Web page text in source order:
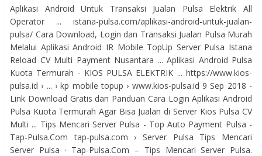
Aplikasi Android Untuk Transaksi Jualan Pulsa Elektrik All
Operator ... istana-pulsa.com/aplikasi-android-untuk-jualan-
pulsa/ Cara Download, Login dan Transaksi Jualan Pulsa Murah
Melalui Aplikasi Android IR Mobile TopUp Server Pulsa Istana
Reload CV Multi Payment Nusantara ... Aplikasi Android Pulsa
Kuota Termurah - KIOS PULSA ELEKTRIK ... https://www.kios-
pulsa.id › ... › kp mobile topup › www.kios-pulsa.id 9 Sep 2018 -
Link Download Gratis dan Panduan Cara Login Aplikasi Android
Pulsa Kuota Termurah Agar Bisa Jualan di Server Kios Pulsa CV
Multi ... Tips Mencari Server Pulsa - Top Auto Payment Pulsa -
Tap-Pulsa.Com tap-pulsa.com › Server Pulsa Tips Mencari
Server Pulsa · Tap-Pulsa.Com – Tips Mencari Server Pulsa.